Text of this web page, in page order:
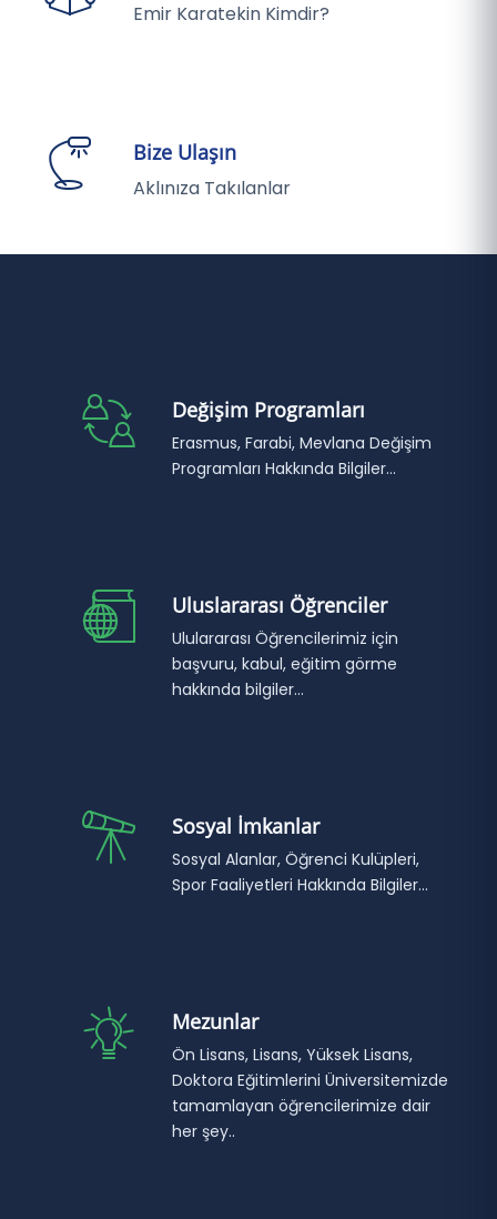
Emir Karatekin Kimdir?
Bize Ulaşın
Aklınıza Takılanlar
Değişim Programları
Erasmus, Farabi, Mevlana Değişim
Programları Hakkında Bilgiler...
Uluslararası Öğrenciler
Ululararası Öğrencilerimiz için
başvuru, kabul, eğitim görme
hakkında bilgiler...
Sosyal İmkanlar
Sosyal Alanlar, Öğrenci Kulüpleri,
Spor Faaliyetleri Hakkında Bilgiler...
Mezunlar
Ön Lisans, Lisans, Yüksek Lisans,
Doktora Eğitimlerini Üniversitemizde
tamamlayan öğrencilerimize dair
her şey..